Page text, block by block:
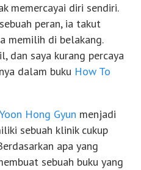
memercayai diri sendiri.
peran, ia takut
memilih di belakang.
dan saya kurang percaya
dalam buku How To
Yoon Hong Gyun menjadi
sebuah klinik cukup
apa yang
sebuah buku yang